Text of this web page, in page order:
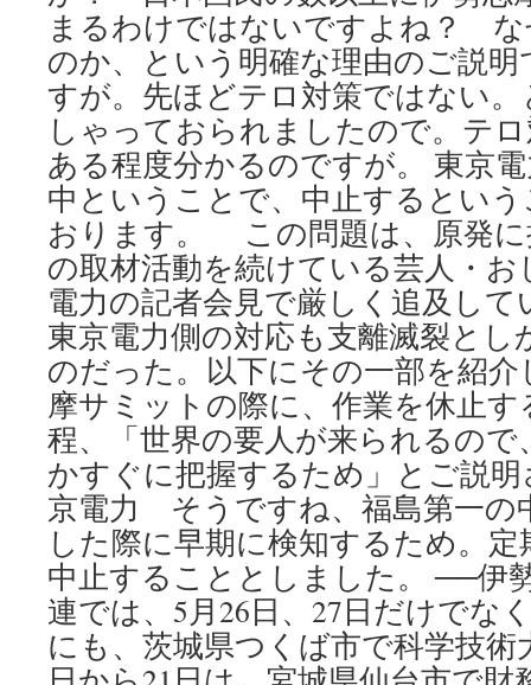
まるわけではないですよね？ な
のか、という明確な理由のご説
すが。先ほどテロ対策ではない
しゃっておられましたので。テ
ある程度分かるのですが。 東京
中ということで、中止するとい
おります。 この問題は、原発に
の取材活動を続けている芸人・
電力の記者会見で厳しく追及し
東京電力側の対応も支離滅裂と
のだった。以下にその一部を紹
摩サミットの際に、作業を休止
程、「世界の要人が来られるの
かすぐに把握するため」とご説
京電力 そうですね、福島第一の
した際に早期に検知するため。
中止することとしました。 ──伊
連では、5月26日、27日だけでな
にも、茨城県つくば市で科学技術